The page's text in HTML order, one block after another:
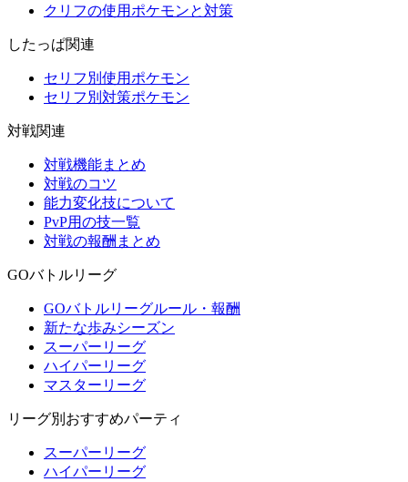
クリフの使用ポケモンと対策
したっぱ関連
セリフ別使用ポケモン
セリフ別対策ポケモン
対戦関連
対戦機能まとめ
対戦のコツ
能力変化技について
PvP用の技一覧
対戦の報酬まとめ
GOバトルリーグ
GOバトルリーグルール・報酬
新たな歩みシーズン
スーパーリーグ
ハイパーリーグ
マスターリーグ
リーグ別おすすめパーティ
スーパーリーグ
ハイパーリーグ